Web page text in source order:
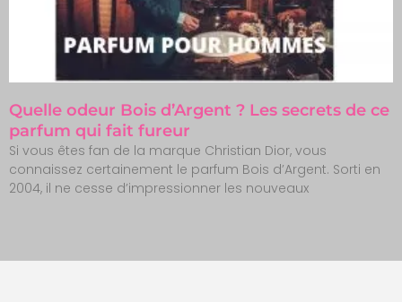
Quelle odeur Bois d’Argent ? Les secrets de ce
parfum qui fait fureur
Si vous êtes fan de la marque Christian Dior, vous
connaissez certainement le parfum Bois d’Argent. Sorti en
2004, il ne cesse d’impressionner les nouveaux